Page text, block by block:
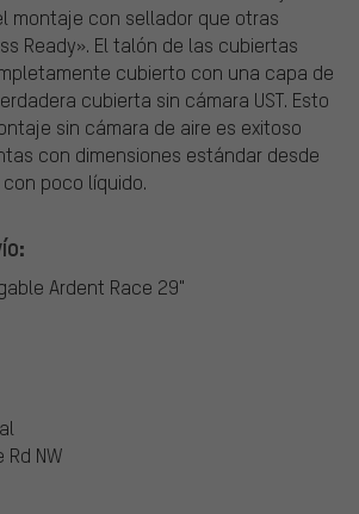
montaje con sellador que otras
Ready». El talón de las cubiertas
cubierto con una capa de
cubierta sin cámara UST. Esto
sin cámara de aire es exitoso
con dimensiones estándar desde
poco líquido.
Ardent Race 29"
NW